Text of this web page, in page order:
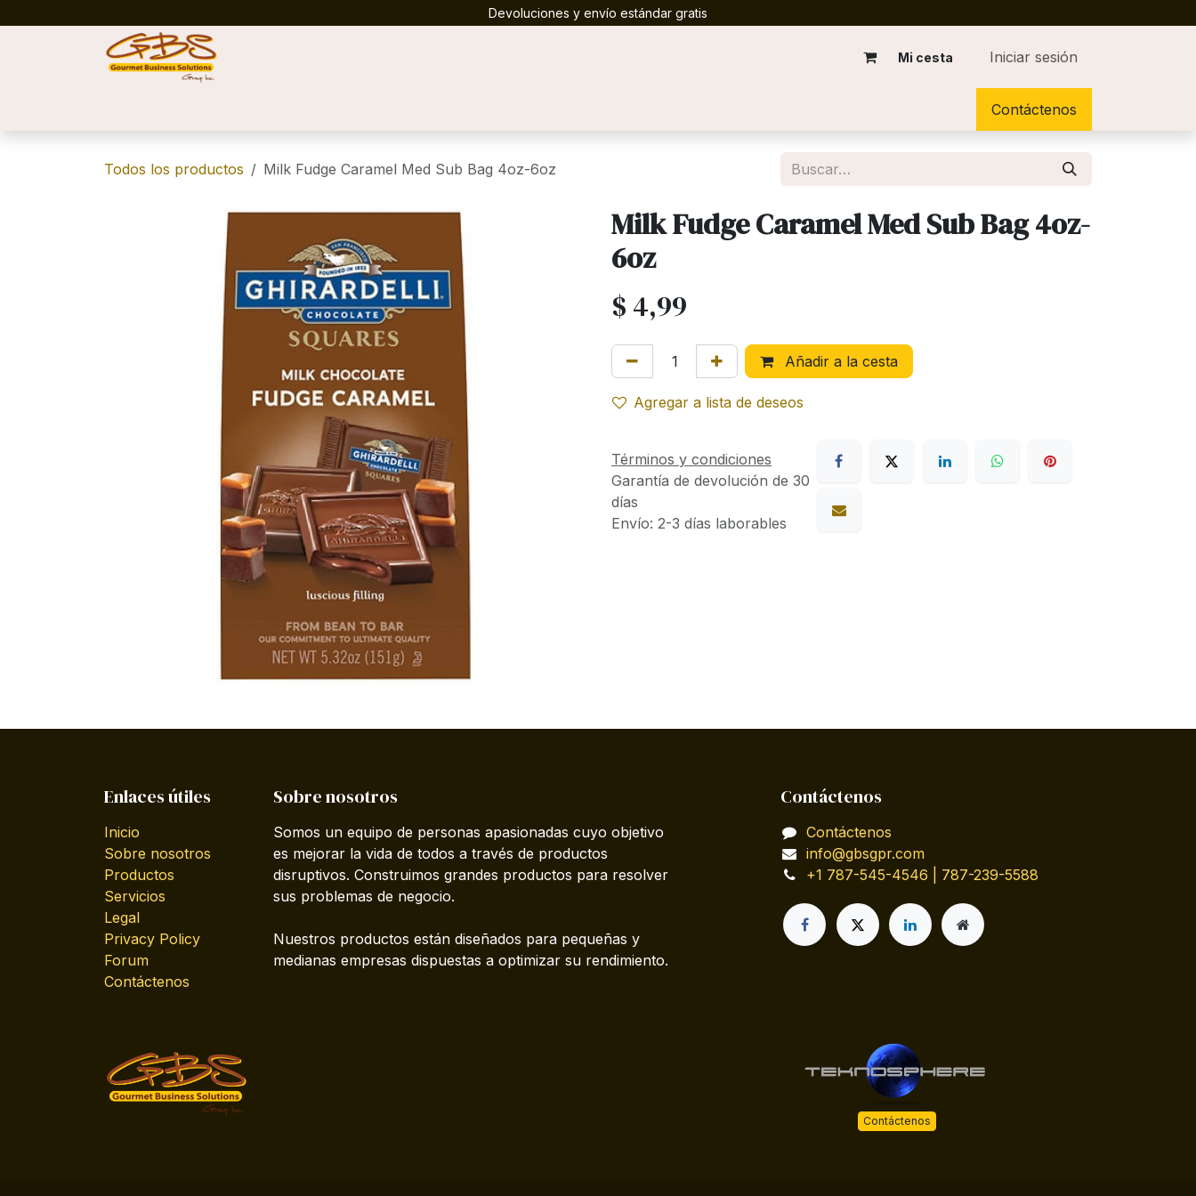
Devoluciones y envío estándar gratis
Mi cesta Iniciar sesión
Contáctenos
Todos los productos Milk Fudge Caramel Med Sub Bag 4oz-6oz
Milk Fudge Caramel Med Sub Bag 4oz-
6oz
$ 4,99
Añadir a la cesta
Agregar a lista de deseos
Términos y condiciones
Garantía de devolución de 30
días
Envío: 2-3 días laborables
Enlaces útiles
Inicio
Sobre nosotros
Productos
Servicios
Legal
Privacy Policy
Forum
Contáctenos
Sobre nosotros
Somos un equipo de personas apasionadas cuyo objetivo
es mejorar la vida de todos a través de productos
disruptivos. Construimos grandes productos para resolver
sus problemas de negocio.
Nuestros productos están diseñados para pequeñas y
medianas empresas dispuestas a optimizar su rendimiento.
Contáctenos
Contáctenos
info@gbsgpr.com
+1 787-545-4546 | 787-239-5588
Contáctenos